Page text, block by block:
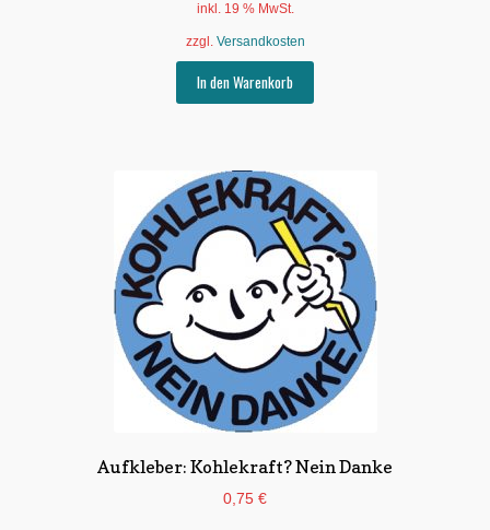
inkl. 19 % MwSt.
zzgl. Versandkosten
In den Warenkorb
Aufkleber: Kohlekraft? Nein Danke
0,75 €